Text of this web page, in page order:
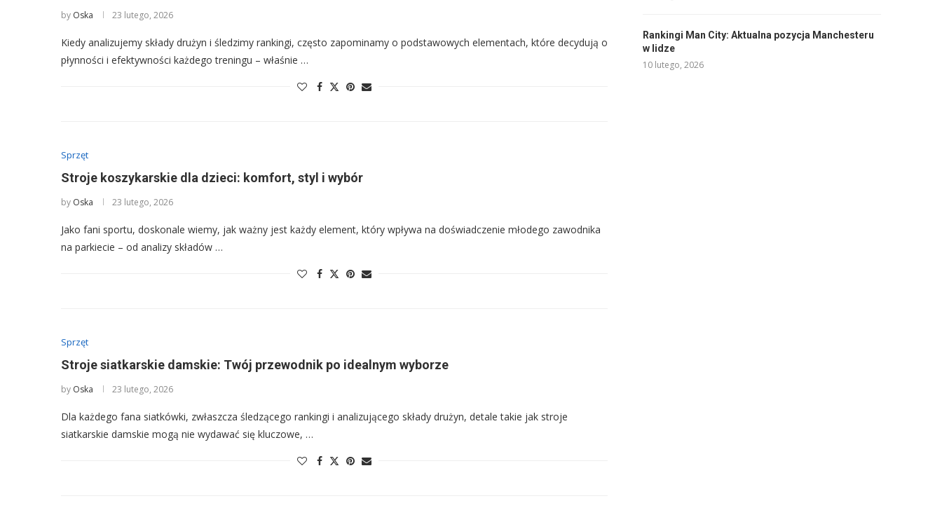
by Oska 23 lutego, 2026
Kiedy analizujemy składy drużyn i śledzimy rankingi, często zapominamy o podstawowych elementach, które decydują o
płynności i efektywności każdego treningu – właśnie …
Sprzęt
Stroje koszykarskie dla dzieci: komfort, styl i wybór
by Oska 23 lutego, 2026
Jako fani sportu, doskonale wiemy, jak ważny jest każdy element, który wpływa na doświadczenie młodego zawodnika
na parkiecie – od analizy składów …
Sprzęt
Stroje siatkarskie damskie: Twój przewodnik po idealnym wyborze
by Oska 23 lutego, 2026
Dla każdego fana siatkówki, zwłaszcza śledzącego rankingi i analizującego składy drużyn, detale takie jak stroje
siatkarskie damskie mogą nie wydawać się kluczowe, …
Rankingi Man City: Aktualna pozycja Manchesteru
w lidze
10 lutego, 2026